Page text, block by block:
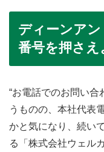
ディーンア
番号を押さえ
“お電話でのお問い合
うものの、本社代表
かと気になり、続い
る「株式会社ウェル